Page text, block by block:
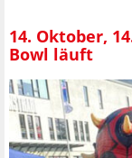
14. Oktober,
Bowl läuft